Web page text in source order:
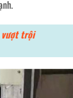
vượt trội